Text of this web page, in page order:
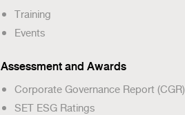
Training
Events
Assessment and Awards
Corporate Governance Report (CGR)
SET ESG Ratings